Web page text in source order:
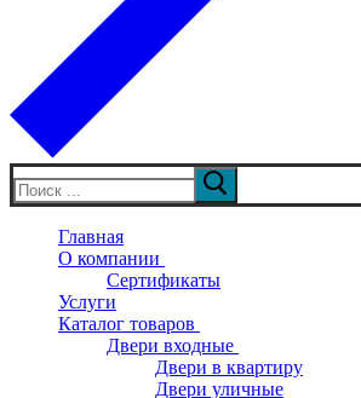
Искать:
Главная
О компании
Сертификаты
Услуги
Каталог товаров
Двери входные
Двери в квартиру
Двери уличные